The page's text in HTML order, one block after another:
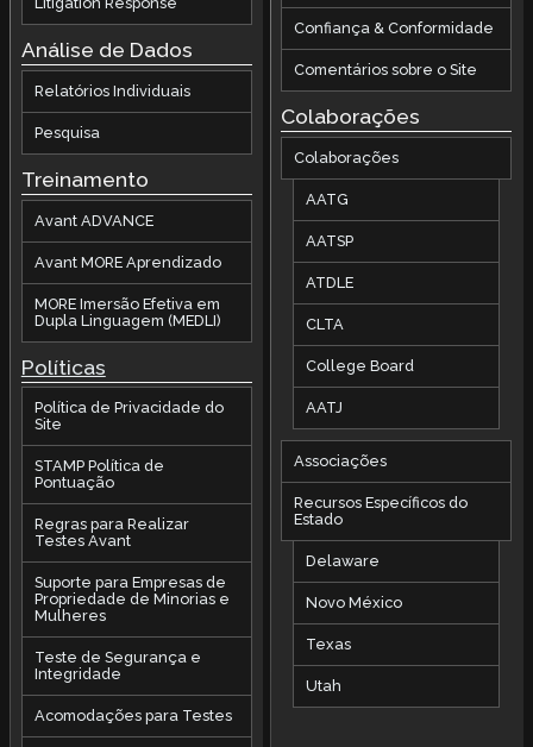
Análise de Dados
Relatórios Individuais
Pesquisa
Treinamento
Avant ADVANCE
Avant MORE Aprendizado
MORE Imersão Efetiva em
Dupla Linguagem (MEDLI)
Políticas
Política de Privacidade do
Site
STAMP Política de
Pontuação
Regras para Realizar
Testes Avant
Suporte para Empresas de
Propriedade de Minorias e
Mulheres
Teste de Segurança e
Integridade
Acomodações para Testes
Confiança & Conformidade
Comentários sobre o Site
Colaborações
Colaborações
AATG
AATSP
ATDLE
CLTA
College Board
AATJ
Associações
Recursos Específicos do
Estado
Delaware
Novo México
Texas
Utah